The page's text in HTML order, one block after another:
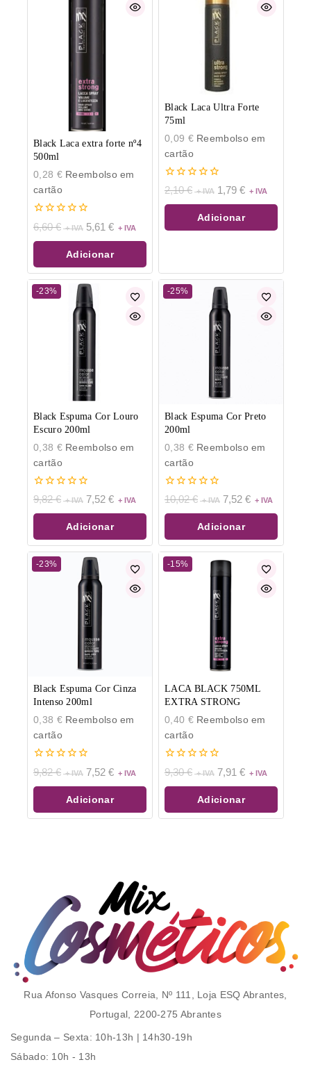
Black Laca extra forte nº4
500ml
0,28 €Reembolso em
cartão
0
de
5
6,60€ 5,61 €
Adicionar
Black Laca Ultra Forte
75ml
0,09 €Reembolso em
cartão
0
de
5
2,10€ 1,79 €
Adicionar
-23%
Black Espuma Cor Louro
Escuro 200ml
0,38 €Reembolso em
cartão
0
de
5
9,82€ 7,52 €
Adicionar
-25%
Black Espuma Cor Preto
200ml
0,38 €Reembolso em
cartão
0
de
5
10,02€ 7,52 €
Adicionar
-23%
Black Espuma Cor Cinza
Intenso 200ml
0,38 €Reembolso em
cartão
0
de
5
9,82€ 7,52 €
Adicionar
-15%
LACA BLACK 750ML
EXTRA STRONG
0,40 €Reembolso em
cartão
0
de
5
9,30€ 7,91 €
Adicionar
Rua Afonso Vasques Correia, Nº 111, Loja ESQ Abrantes,
Portugal, 2200-275 Abrantes
Segunda – Sexta: 10h-13h | 14h30-19h
Sábado: 10h - 13h